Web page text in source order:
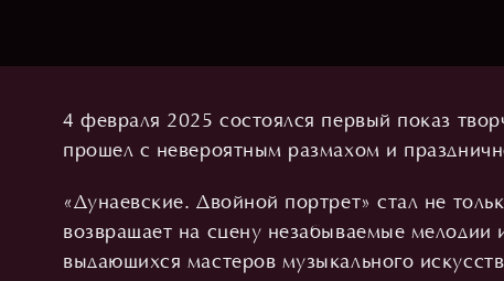
4 февраля 2025 состоялся первый показ
прошел с невероятным размахом и
«Дунаевские. Двойной портрет» стал не
возвращает на сцену незабываемые
выдающихся мастеров музыкального